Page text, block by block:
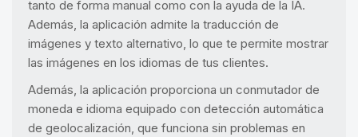
tanto de forma manual como con la ayuda de la IA.
Además, la aplicación admite la traducción de
imágenes y texto alternativo, lo que te permite mostrar
las imágenes en los idiomas de tus clientes.
Además, la aplicación proporciona un conmutador de
moneda e idioma equipado con detección automática
de geolocalización, que funciona sin problemas en